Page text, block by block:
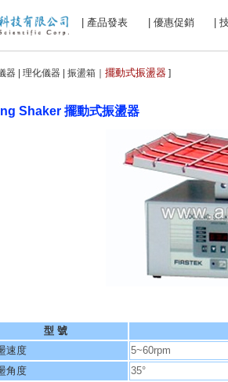
| 產品發表 | 優惠促銷 |
器 | 理化儀器 | 振盪箱｜ 擺動式振盪器 ]
Shaker 擺動式振盪器
型 號
速度
5~60rpm
角度
35°